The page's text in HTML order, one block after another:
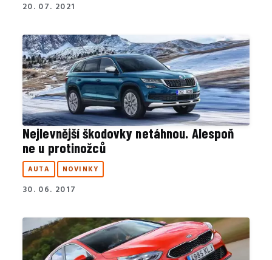
20. 07. 2021
Nejlevnější škodovky netáhnou. Alespoň
ne u protinožců
AUTA NOVINKY
30. 06. 2017